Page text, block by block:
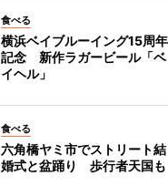
食べる
横浜ベイブルーイング15周年
記念 新作ラガービール「ベ
イヘル」
食べる
六角橋ヤミ市でストリート結
婚式と盆踊り 歩行者天国も